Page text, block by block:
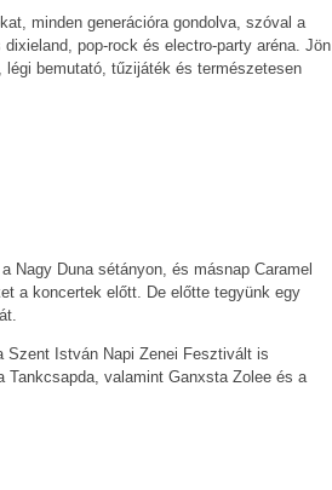
minden generációra gondolva, szóval a
pop-rock és electro-party aréna. Jön
bemutató, tűzijáték és természetesen
Nagy Duna sétányon, és másnap Caramel
a koncertek előtt. De előtte tegyünk egy
Szent István Napi Zenei Fesztivált is
valamint Ganxsta Zolee és a